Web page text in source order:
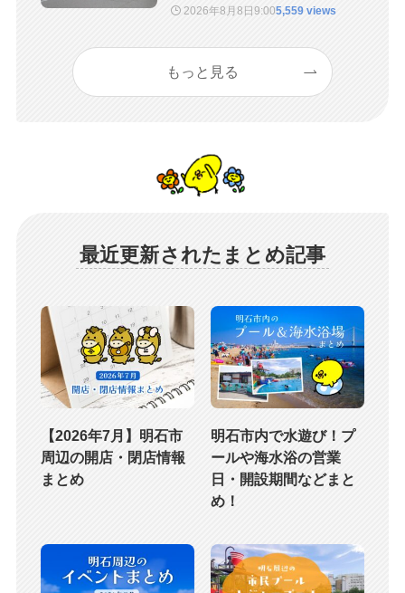
2026年8月8日9:005,559 views
もっと見る
最近更新されたまとめ記事
【2026年7月】明石市
周辺の開店・閉店情報
まとめ
明石市内で水遊び！プ
ールや海水浴の営業
日・開設期間などまと
め！